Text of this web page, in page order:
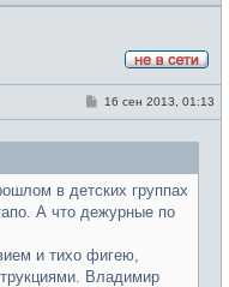
в
с
С
б
е
н
е
16 сен 2013, 01:13
в детских группах
А что дежурные по
и тихо фигею,
Владимир